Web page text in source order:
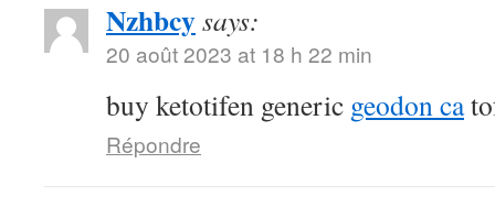
Nzhbcysays:
20 août 2023 at 18 h 22 min
buy ketotifen generic geodon ca
Répondre